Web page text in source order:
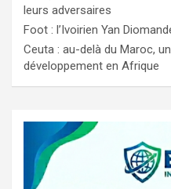
leurs adversaires
Foot : l’Ivoirien Yan
Ceuta : au-delà du Maroc,
développement en Afrique